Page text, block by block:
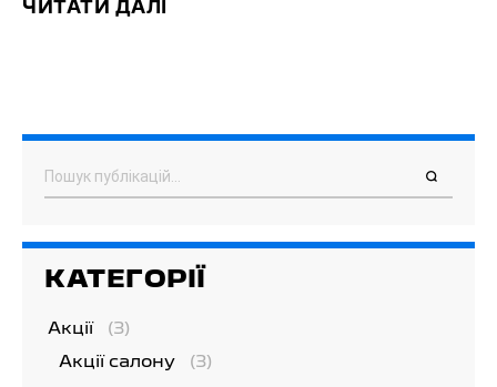
ЧИТАТИ ДАЛІ
Пошук
КАТЕГОРІЇ
Акції (3)
Акції салону (3)